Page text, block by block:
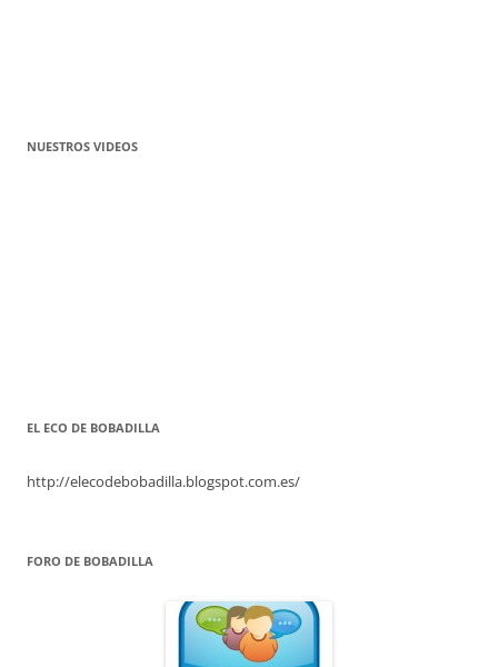
NUESTROS VIDEOS
EL ECO DE BOBADILLA
http://elecodebobadilla.blogspot.com.es/
FORO DE BOBADILLA